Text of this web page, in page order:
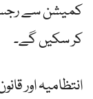
کمیشن سے
کر سکیں گے۔
انتظامیہ اور